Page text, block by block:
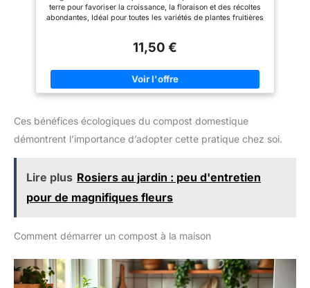
terre pour favoriser la croissance, la floraison et des récoltes
abondantes, Idéal pour toutes les variétés de plantes fruitières
d’emploi à l’arrière de l’emballage, Pour jusqu’à 50 m² de
Agriculture Biologique ( Conformément au règlement CE
n°834/2007 ) Formule à base d’engrais organique NPK (azote,
phosphore et potassium) pour une alimentation saine, riche,
sang séché, ALGOFLASH NATURASOL, ACORNBIO15, 1,5 kg,
11,50 €
Ces bénéfices écologiques du compost domestique
démontrent l’importance d’adopter cette pratique chez soi.
Lire plus Rosiers au jardin : peu d'entretien
pour de magnifiques fleurs
Comment démarrer un compost à la maison